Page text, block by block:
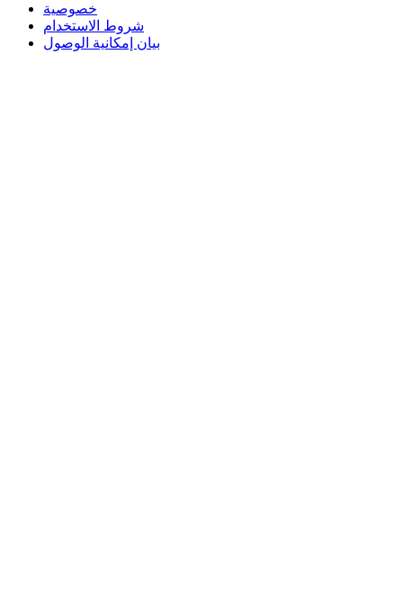
خصوصية
شروط الاستخدام
بيان إمكانية الوصول